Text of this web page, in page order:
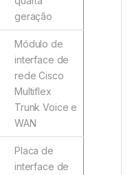
geração
Módulo de
interface de
rede Cisco
Multiflex
Trunk Voice e
WAN
Placa de
interface de